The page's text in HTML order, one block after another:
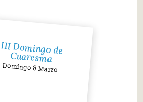
III Domingo de
Cuaresma
Domingo 8 Marzo